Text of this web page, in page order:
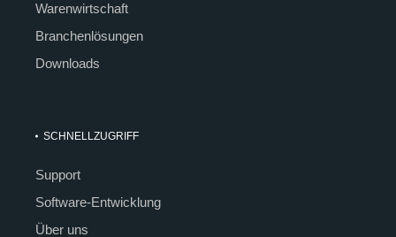
Warenwirtschaft
Branchenlösungen
Downloads
SCHNELLZUGRIFF
Support
Software-Entwicklung
Über uns